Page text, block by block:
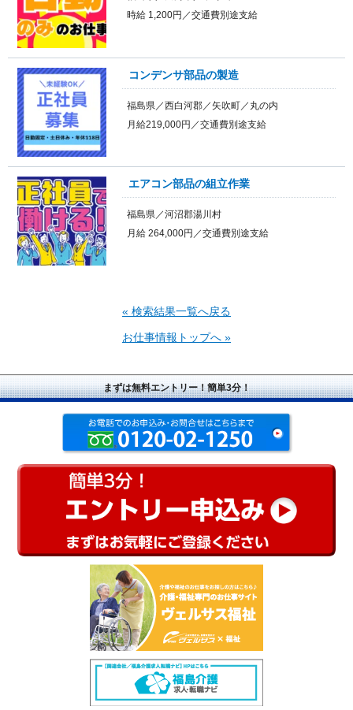
時給 1,200円／交通費別途支給
コンデンサ部品の製造
福島県／西白河郡／矢吹町／丸の内
月給219,000円／交通費別途支給
エアコン部品の組立作業
福島県／河沼郡湯川村
月給 264,000円／交通費別途支給
« 検索結果一覧へ戻る
お仕事情報トップへ »
まずは無料エントリー！簡単3分！